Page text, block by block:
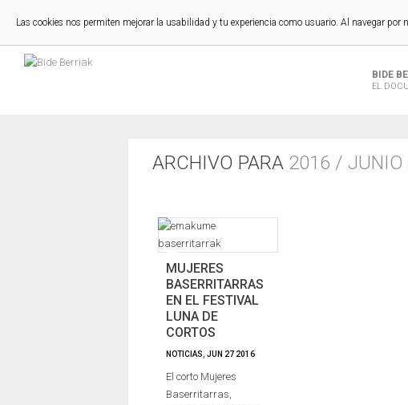
BIDE
EL
ARCHIVO PARA 2016 /
MUJERES
BASERRITARRAS
EN EL FESTIVAL
LUNA DE
CORTOS
NOTICIAS JUN 27 2016
El corto Mujeres
Baserritarras,
Las cookies nos permiten mejorar la usabilidad y tu experiencia como usuario. Al navegar por